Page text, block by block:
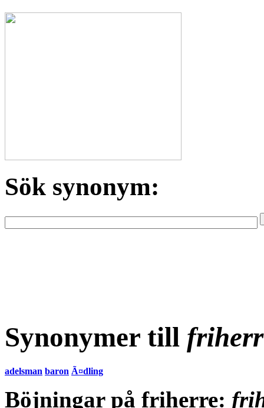
Sök synonym:
Synonymer till
adelsman baron Ã¤dling
Böjningar på friherre: